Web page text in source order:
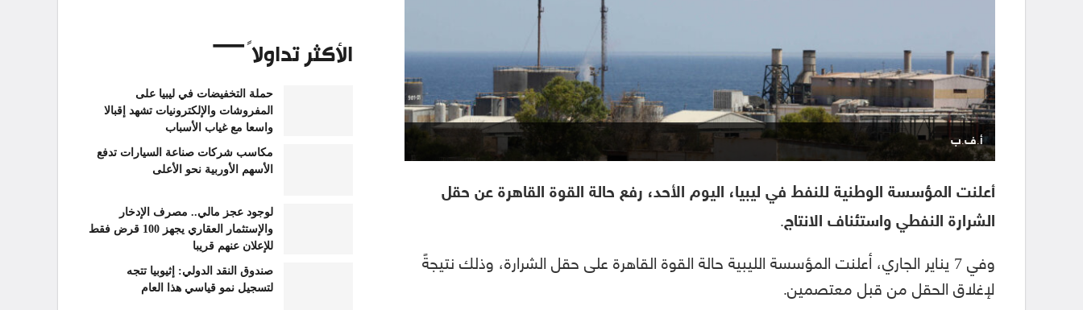
أ.ف.ب
أعلنت المؤسسة الوطنية للنفط في ليبيا، اليوم الأحد، رفع حالة القوة القاهرة عن حقل
الشرارة النفطي واستئناف الانتاج.
وفي 7 يناير الجاري، أعلنت المؤسسة الليبية حالة القوة القاهرة على حقل الشرارة، وذلك نتيجةً
لإغلاق الحقل من قبل معتصمين.
الأكثر تداولاً
حملة التخفيضات في ليبيا على
المفروشات والإلكترونيات تشهد إقبالا
واسعا مع غياب الأسباب
مكاسب شركات صناعة السيارات تدفع
الأسهم الأوربية نحو الأعلى
لوجود عجز مالي.. مصرف الإدخار
والإستثمار العقاري يجهز 100 قرض فقط
للإعلان عنهم قريبا
صندوق النقد الدولي: إثيوبيا تتجه
لتسجيل نمو قياسي هذا العام